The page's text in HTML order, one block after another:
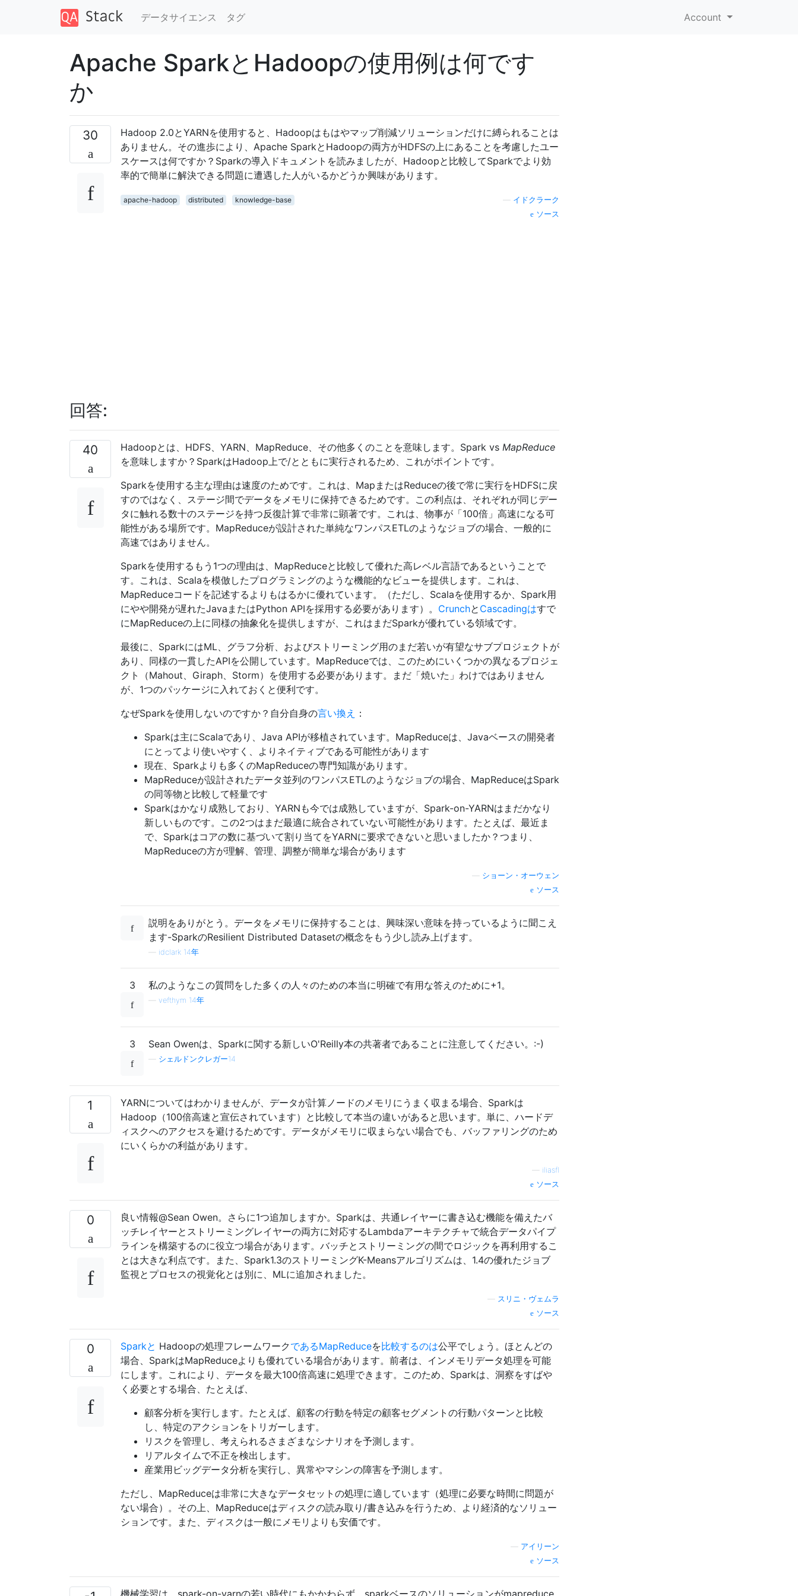
データサイエンス タグ Account
Apache SparkとHadoopの使用例は何です
か
30
Hadoop 2.0とYARNを使用すると、Hadoopはもはやマップ削減ソリューションだけに縛られることは
ありません。その進歩により、Apache SparkとHadoopの両方がHDFSの上にあることを考慮したユー
スケースは何ですか？Sparkの導入ドキュメントを読みましたが、Hadoopと比較してSparkでより効
率的で簡単に解決できる問題に遭遇した人がいるかどうか興味があります。
apache-hadoop distributed knowledge-base
イドクラーク
ソース
回答:
40 Hadoopとは、HDFS、YARN、MapReduce、その他多くのことを意味します。Spark vs MapReduce
を意味しますか？SparkはHadoop上で/とともに実行されるため、これがポイントです。
Sparkを使用する主な理由は速度のためです。これは、MapまたはReduceの後で常に実行をHDFSに戻
すのではなく、ステージ間でデータをメモリに保持できるためです。この利点は、それぞれが同じデー
タに触れる数十のステージを持つ反復計算で非常に顕著です。これは、物事が「100倍」高速になる可
能性がある場所です。MapReduceが設計された単純なワンパスETLのようなジョブの場合、一般的に
高速ではありません。
Sparkを使用するもう1つの理由は、MapReduceと比較して優れた高レベル言語であるということで
す。これは、Scalaを模倣したプログラミングのような機能的なビューを提供します。これは、
MapReduceコードを記述するよりもはるかに優れています。（ただし、Scalaを使用するか、Spark用
にやや開発が遅れたJavaまたはPython APIを採用する必要があります）。 Crunchと Cascadingはすで
にMapReduceの上に同様の抽象化を提供しますが、これはまだSparkが優れている領域です。
最後に、SparkにはML、グラフ分析、およびストリーミング用のまだ若いが有望なサブプロジェクトが
あり、同様の一貫したAPIを公開しています。MapReduceでは、このためにいくつかの異なるプロジェ
クト（Mahout、Giraph、Storm）を使用する必要があります。まだ「焼いた」わけではありません
が、1つのパッケージに入れておくと便利です。
なぜSparkを使用しないのですか？自分自身の言い換え ：
Sparkは主にScalaであり、Java APIが移植されています。MapReduceは、Javaベースの開発者
にとってより使いやすく、よりネイティブである可能性があります
現在、Sparkよりも多くのMapReduceの専門知識があります。
MapReduceが設計されたデータ並列のワンパスETLのようなジョブの場合、MapReduceはSpark
の同等物と比較して軽量です
Sparkはかなり成熟しており、YARNも今では成熟していますが、Spark-on-YARNはまだかなり
新しいものです。この2つはまだ最適に統合されていない可能性があります。たとえば、最近ま
で、Sparkはコアの数に基づいて割り当てをYARNに要求できないと思いましたか？つまり、
MapReduceの方が理解、管理、調整が簡単な場合があります
ショーン・オーウェン
ソース
説明をありがとう。データをメモリに保持することは、興味深い意味を持っているように聞こえ
ます-SparkのResilient Distributed Datasetの概念をもう少し読み上げます。
idclark 14年
3 私のようなこの質問をした多くの人々のための本当に明確で有用な答えのために+1。
vefthym 14年
3 Sean Owenは、Sparkに関する新しいO'Reilly本の共著者であることに注意してください。:-)
シェルドンクレガー14
1
YARNについてはわかりませんが、データが計算ノードのメモリにうまく収まる場合、Sparkは
Hadoop（100倍高速と宣伝されています）と比較して本当の違いがあると思います。単に、ハードデ
ィスクへのアクセスを避けるためです。データがメモリに収まらない場合でも、バッファリングのため
にいくらかの利益があります。
iliasfl
ソース
0
良い情報@Sean Owen。さらに1つ追加しますか。Sparkは、共通レイヤーに書き込む機能を備えたバ
ッチレイヤーとストリーミングレイヤーの両方に対応するLambdaアーキテクチャで統合データパイプ
ラインを構築するのに役立つ場合があります。バッチとストリーミングの間でロジックを再利用するこ
とは大きな利点です。また、Spark1.3のストリーミングK-Meansアルゴリズムは、1.4の優れたジョブ
監視とプロセスの視覚化とは別に、MLに追加されました。
スリニ・ヴェムラ
ソース
0 Sparkと Hadoopの処理フレームワーク であるMapReduceを比較するのは公平でしょう。ほとんどの
場合、SparkはMapReduceよりも優れている場合があります。前者は、インメモリデータ処理を可能
にします。これにより、データを最大100倍高速に処理できます。このため、Sparkは、洞察をすばや
く必要とする場合、たとえば、
顧客分析を実行します。たとえば、顧客の行動を特定の顧客セグメントの行動パターンと比較
し、特定のアクションをトリガーします。
リスクを管理し、考えられるさまざまなシナリオを予測します。
リアルタイムで不正を検出します。
産業用ビッグデータ分析を実行し、異常やマシンの障害を予測します。
ただし、MapReduceは非常に大きなデータセットの処理に適しています（処理に必要な時間に問題が
ない場合）。その上、MapReduceはディスクの読み取り/書き込みを行うため、より経済的なソリュー
ションです。また、ディスクは一般にメモリよりも安価です。
アイリーン
ソース
機械学習は、spark-on-yarnの若い時代にもかかわらず、sparkベースのソリューションがmapreduce